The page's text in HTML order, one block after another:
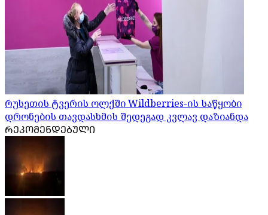
რუსეთის ტვერის ოლქში Wildberries-ის საწყობი
დრონების თავდასხმის შედეგად კვლავ დაზიანდა
ᲠᲔᲙᲝᲛᲔᲜᲓᲔᲑᲣᲚᲘ